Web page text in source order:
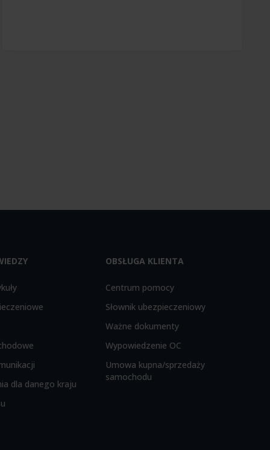
dla danego kraju
OBSŁUGA KLIENTA
Centrum pomocy
Słownik ubezpieczeniowy
Ważne dokumenty
Wypowiedzenie OC
Umowa kupna/sprzedaży
samochodu